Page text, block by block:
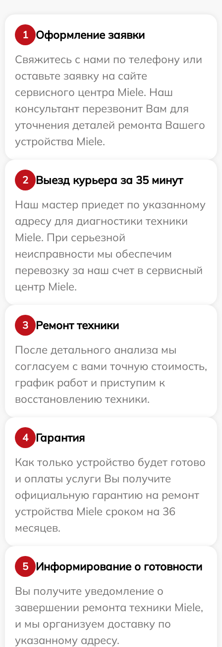
1
Оформление заявки
Свяжитесь с нами по телефону или
оставьте заявку на сайте
сервисного центра Miele. Наш
консультант перезвонит Вам для
уточнения деталей ремонта Вашего
устройства Miele.
2
Выезд курьера за 35 минут
Наш мастер приедет по указанному
адресу для диагностики техники
Miele. При серьезной
неисправности мы обеспечим
перевозку за наш счет в сервисный
центр Miele.
3
Ремонт техники
После детального анализа мы
согласуем с вами точную стоимость,
график работ и приступим к
восстановлению техники.
4
Гарантия
Как только устройство будет готово
и оплаты услуги Вы получите
официальную гарантию на ремонт
устройства Miele сроком на 36
месяцев.
5
Информирование о готовности
Вы получите уведомление о
завершении ремонта техники Miele,
и мы организуем доставку по
указанному адресу.